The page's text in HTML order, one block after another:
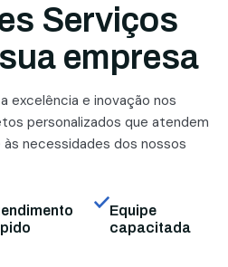
Serviços
empresa
excelência e inovação nos
personalizados que atendem
necessidades dos nossos
Equipe
capacitada